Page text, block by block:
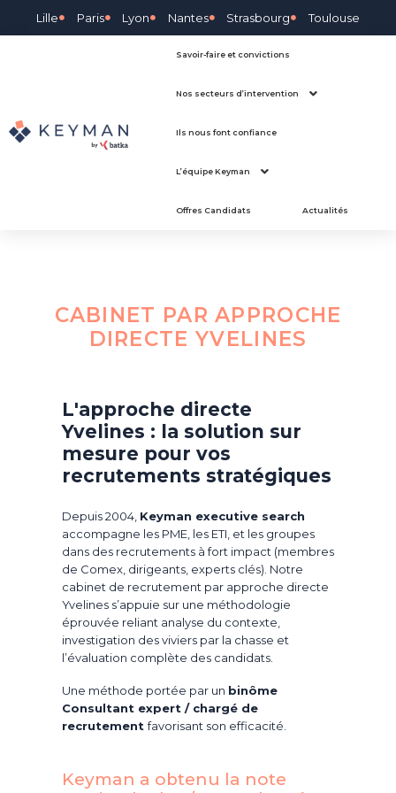
Lille Paris Lyon Nantes Strasbourg Toulouse
Savoir-faire et convictions
Nos secteurs d’intervention
Ils nous font confiance
L’équipe Keyman
Offres Candidats Actualités
CABINET PAR APPROCHE
DIRECTE YVELINES
L'approche directe
Yvelines : la solution sur
mesure pour vos
recrutements stratégiques
Depuis 2004, Keyman executive search
accompagne les PME, les ETI, et les groupes
dans des recrutements à fort impact (membres
de Comex, dirigeants, experts clés). Notre
cabinet de recrutement par approche directe
Yvelines s’appuie sur une méthodologie
éprouvée reliant analyse du contexte,
investigation des viviers par la chasse et
l’évaluation complète des candidats.
Une méthode portée par un binôme
Consultant expert / chargé de
recrutementfavorisant son efficacité.
Keyman a obtenu la note